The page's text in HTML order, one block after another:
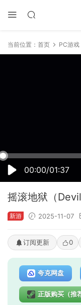
当前位置： 首页 PC游戏
00:00/01:37
50% 75%
摇滚地狱（
新游 2025-11-07
订阅更新 0
夸克网盘
正版购买（推